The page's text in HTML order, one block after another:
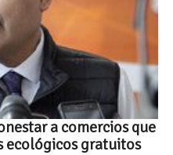
a comercios que
ecológicos gratuitos